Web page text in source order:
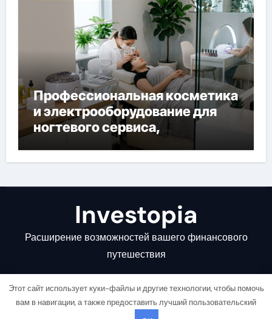
Профессиональная косметика
и электрооборудование для
ногтевого сервиса,
наращивания ресниц и
депиляции
Investopia
Расширение возможностей вашего финансового
путешествия
Этот сайт использует куки-файлы и другие технологии, чтобы помочь
вам в навигации, а также предоставить лучший пользовательский